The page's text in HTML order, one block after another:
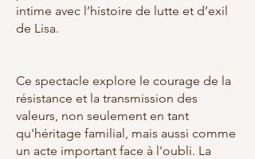
intime avec l’histoire de lutte et d’exil
de Lisa.
Ce spectacle explore le courage de la
résistance et la transmission des
valeurs, non seulement en tant
qu'héritage familial, mais aussi comme
un acte important face à l'oubli. La